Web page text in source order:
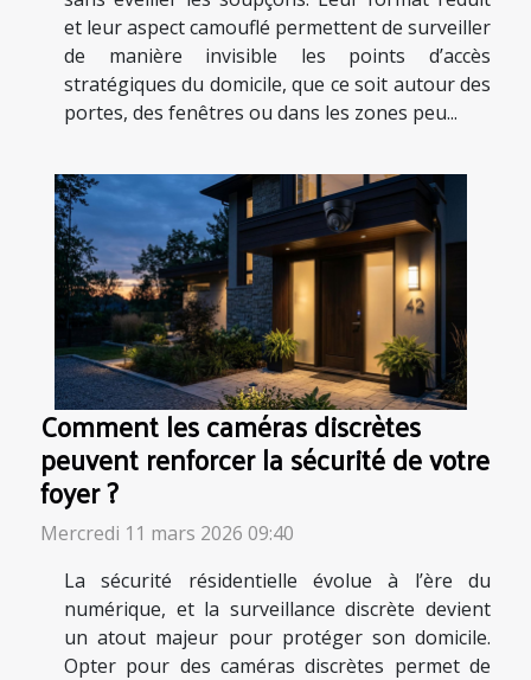
et leur aspect camouflé permettent de surveiller
de manière invisible les points d’accès
stratégiques du domicile, que ce soit autour des
portes, des fenêtres ou dans les zones peu...
Comment les caméras discrètes
peuvent renforcer la sécurité de votre
foyer ?
Mercredi 11 mars 2026 09:40
La sécurité résidentielle évolue à l’ère du
numérique, et la surveillance discrète devient
un atout majeur pour protéger son domicile.
Opter pour des caméras discrètes permet de